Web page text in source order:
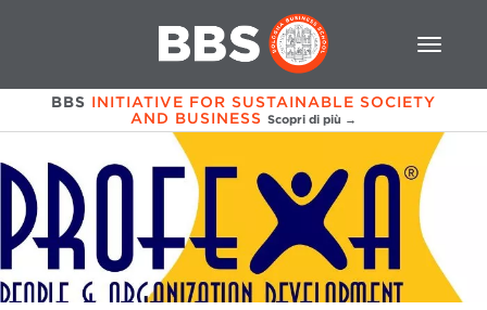
BBS INITIATIVE FOR SUSTAINABLE SOCIETY
AND BUSINESS Scopri di più →